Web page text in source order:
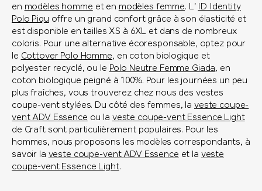
en modèles homme et en modèles femme. L'
ID Identity
Polo Piqu offre un grand confort grâce à son élasticité et
est disponible en tailles XS à 6XL et dans de nombreux
coloris. Pour une alternative écoresponsable, optez pour
le Cottover Polo Homme, en coton biologique et
polyester recyclé, ou le Polo Neutre Femme Giada, en
coton biologique peigné à 100%. Pour les journées un peu
plus fraîches, vous trouverez chez nous des vestes
coupe-vent stylées. Du côté des femmes, la veste coupe-
vent ADV Essence ou la veste coupe-vent Essence Light
de Craft sont particulièrement populaires. Pour les
hommes, nous proposons les modèles correspondants, à
savoir la veste coupe-vent ADV Essence et la veste
coupe-vent Essence Light.